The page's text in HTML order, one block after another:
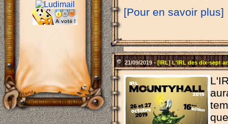
[Pour en savoir plus]
21/09/2019 -[IRL] L'IRL des dix-sept